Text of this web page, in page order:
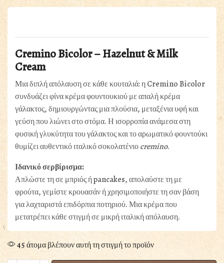
Cremino Bicolor – Hazelnut & Milk
Cream
Μια διπλή απόλαυση σε κάθε κουταλιά: η Cremino Bicolor
συνδυάζει φίνα κρέμα φουντουκιού με απαλή κρέμα
γάλακτος, δημιουργώντας μια πλούσια, μεταξένια υφή και
γεύση που λιώνει στο στόμα. Η ισορροπία ανάμεσα στη
φυσική γλυκύτητα του γάλακτος και το αρωματικό φουντούκι
θυμίζει αυθεντικό ιταλικό σοκολατένιοcremino.
Ιδανικό σερβίρισμα:
Απλώστε τη σε μπριός ή pancakes, απολαύστε τη με
φρούτα, γεμίστε κρουασάν ή χρησιμοποιήστε τη σαν βάση
για λαχταριστά επιδόρπια ποτηριού. Μια κρέμα που
μετατρέπει κάθε στιγμή σε μικρή ιταλική απόλαυση.
45 άτομα βλέπουν αυτή τη στιγμή το προϊόν